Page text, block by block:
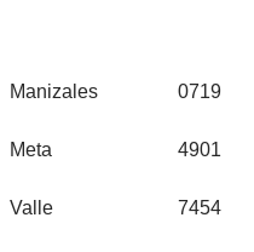
Manizales 0719
Meta 4901
Valle
7454